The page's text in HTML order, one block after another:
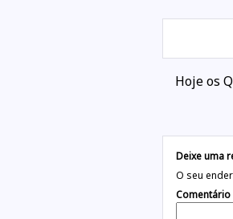
Hoje os
Deixe uma
O seu
Comentário